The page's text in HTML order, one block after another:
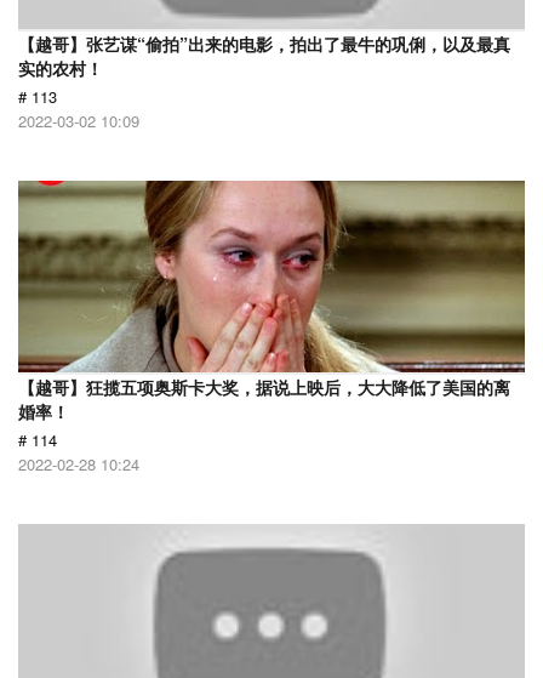
【越哥】张艺谋“偷拍”出来的电影，拍出了最牛的巩俐，以及最真
实的农村！
# 113
2022-03-02 10:09
【越哥】狂揽五项奥斯卡大奖，据说上映后，大大降低了美国的离
婚率！
# 114
2022-02-28 10:24